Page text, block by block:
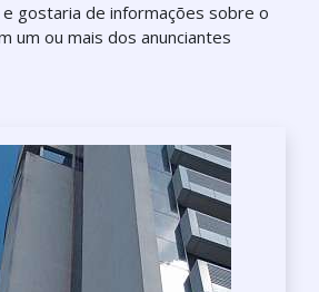
gostaria de informações sobre o
um ou mais dos anunciantes